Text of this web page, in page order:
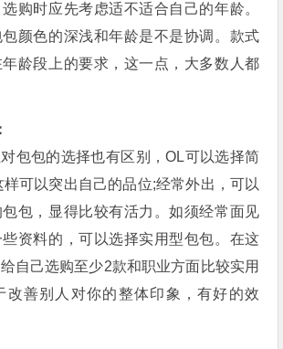
购时应先考虑适不适合自己的年龄。
颜色的深浅和年龄是不是协调。款式
龄段上的要求，这一点，大多数人都
包包的选择也有区别，OL可以选择简
可以突出自己的品位;经常外出，可以
包，显得比较有活力。如须经常面见
资料的，可以选择实用型包包。在这
自己选购至少2款和职业方面比较实用
改善别人对你的整体印象，有好的效